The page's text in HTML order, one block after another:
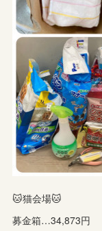
🐱猫会場🐱
募金箱…34,873円